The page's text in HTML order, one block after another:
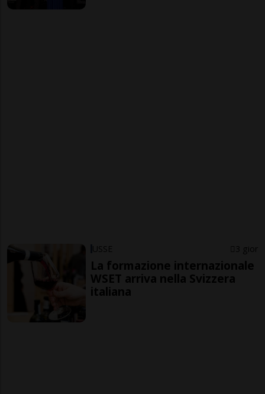
USSE 3 gior
La formazione internazionale
WSET arriva nella Svizzera
italiana